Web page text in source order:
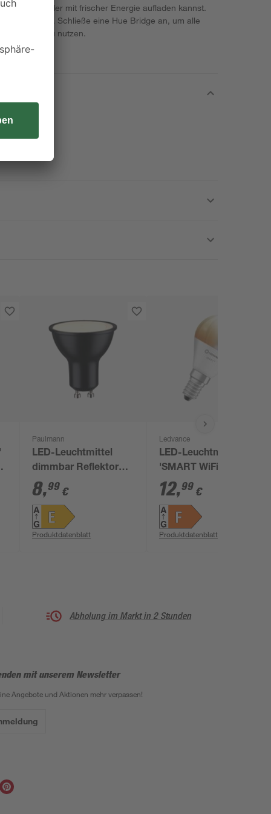
oder mit frischer Energie aufladen kannst.
steuern. Schließe eine Hue Bridge an, um alle
zu nutzen.
Paulmann
LED-Leuchtmittel
dimmbar Reflektor
GU10 8 W 750 lm
warmweiß
8,99 €
Produktdatenblatt
Ledvance
LED-Leuchtmittel
'SMART WiFi CLP'
dimmbar Tropfen
matt E14 4,9 W 470 lm
warmweiß bis
tageslichtweiß
12,99 €
Produktdatenblatt
Abholung im Markt in 2 Stunden
mit unserem Newsletter
Angebote und Aktionen mehr verpassen!